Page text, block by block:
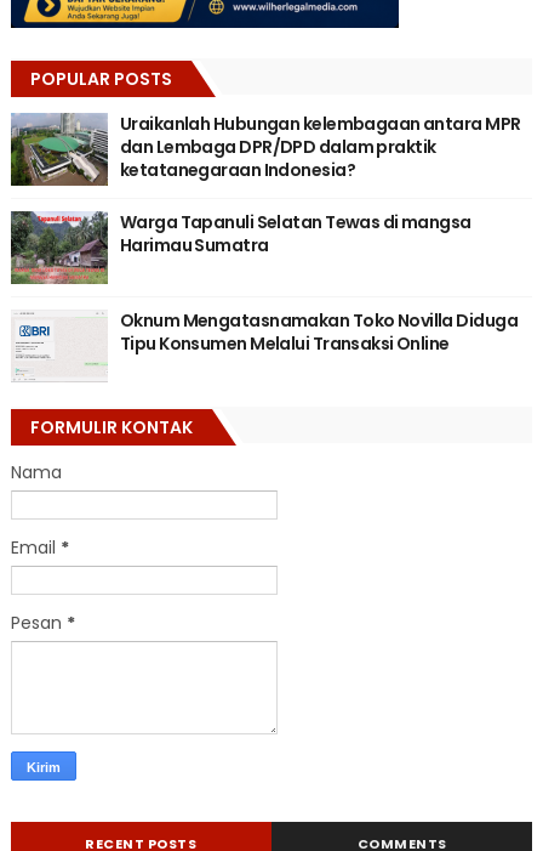
POPULAR POSTS
Uraikanlah Hubungan kelembagaan antara MPR
dan Lembaga DPR/DPD dalam praktik
ketatanegaraan Indonesia?
Warga Tapanuli Selatan Tewas di mangsa
Harimau Sumatra
Oknum Mengatasnamakan Toko Novilla Diduga
Tipu Konsumen Melalui Transaksi Online
FORMULIR KONTAK
Nama
Email *
Pesan *
RECENT POSTS COMMENTS